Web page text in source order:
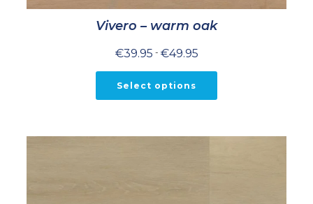
Vivero – warm oak
€39.95 - €49.95Prijsklasse:
tot
Select options